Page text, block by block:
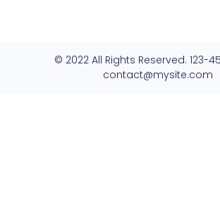
© 2022 All Rights Reserved. 123-
contact@mysite.com